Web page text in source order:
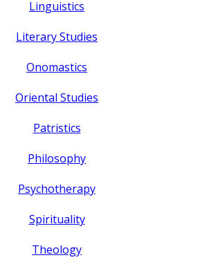
Linguistics
Literary Studies
Onomastics
Oriental Studies
Patristics
Philosophy
Psychotherapy
Spirituality
Theology